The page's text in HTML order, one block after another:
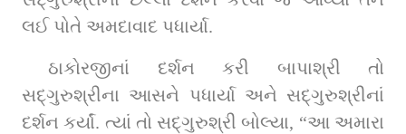
લઈ પોતે અમદાવાદ પધાર્યા.
ઠાકોરજીનાં દર્શન કરી બાપાશ્રી તો
સદ્‌ગુરુશ્રીના આસને પધાર્યા અને સદ્‌ગુરુશ્રીનાં
દર્શન કર્યાં. ત્યાં તો સદ્‌ગુરુશ્રી બોલ્યા, “આ અમારા